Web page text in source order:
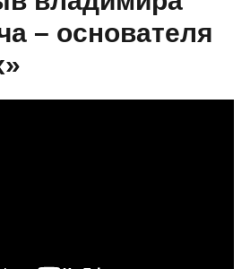
– основателя